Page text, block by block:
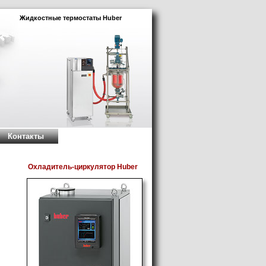
Жидкостные термостаты Huber
Контакты
Охладитель-циркулятор Huber